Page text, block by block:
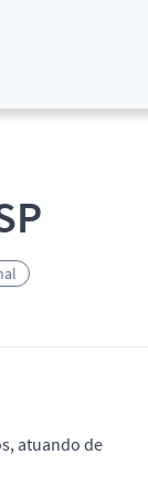
atuando de